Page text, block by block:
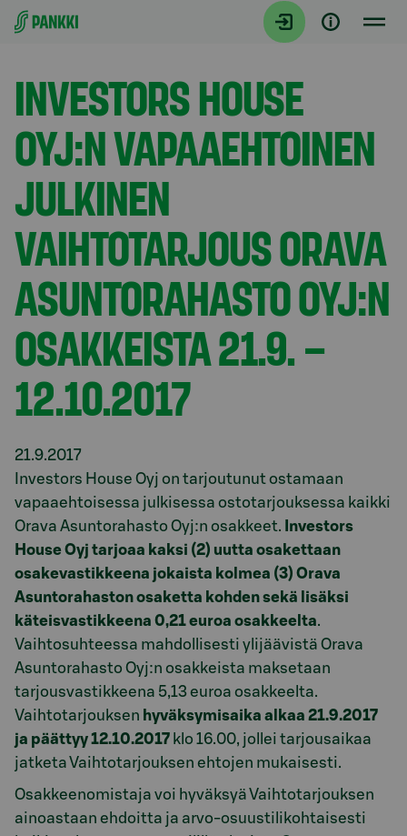
Siirry suoraan sisältöön
Tiedotteet
INVESTORS HOUSE
OYJ:N VAPAAEHTOINEN
JULKINEN
VAIHTOTARJOUS ORAVA
ASUNTORAHASTO OYJ:N
OSAKKEISTA 21.9. –
12.10.2017
21.9.2017
Investors House Oyj on tarjoutunut ostamaan
vapaaehtoisessa julkisessa ostotarjouksessa kaikki
Orava Asuntorahasto Oyj:n osakkeet. Investors
House Oyj tarjoaa kaksi (2) uutta osakettaan
osakevastikkeena jokaista kolmea (3) Orava
Asuntorahaston osaketta kohden sekä lisäksi
käteisvastikkeena 0,21 euroa osakkeelta.
Vaihtosuhteessa mahdollisesti ylijäävistä Orava
Asuntorahasto Oyj:n osakkeista maksetaan
tarjousvastikkeena 5,13 euroa osakkeelta.
Vaihtotarjouksen hyväksymisaika alkaa 21.9.2017
ja päättyy 12.10.2017 klo 16.00, jollei tarjousaikaa
jatketa Vaihtotarjouksen ehtojen mukaisesti.
Osakkeenomistaja voi hyväksyä Vaihtotarjouksen
ainoastaan ehdoitta ja arvo-osuustilikohtaisesti